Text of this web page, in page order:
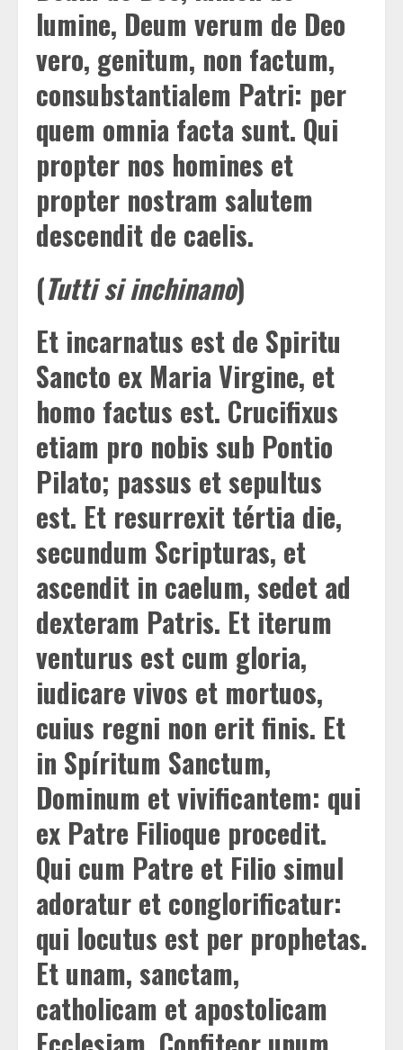
lumine, Deum verum de Deo
vero, genitum, non factum,
consubstantialem Patri: per
quem omnia facta sunt. Qui
propter nos homines et
propter nostram salutem
descendit de caelis.
(Tutti si inchinano)
Et incarnatus est de Spiritu
Sancto ex Maria Virgine, et
homo factus est. Crucifixus
etiam pro nobis sub Pontio
Pilato; passus et sepultus
est. Et resurrexit tértia die,
secundum Scripturas, et
ascendit in caelum, sedet ad
dexteram Patris. Et iterum
venturus est cum gloria,
iudicare vivos et mortuos,
cuius regni non erit finis. Et
in Spíritum Sanctum,
Dominum et vivificantem: qui
ex Patre Filioque procedit.
Qui cum Patre et Filio simul
adoratur et conglorificatur:
qui locutus est per prophetas.
Et unam, sanctam,
catholicam et apostolicam